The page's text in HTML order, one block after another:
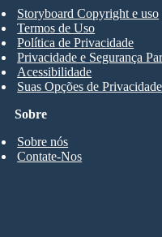
Sobre
Sobre nós
Contate-Nos
Storyboard Copyright e uso
Termos de Uso
Política de Privacidade
Privacidade e Segurança
Acessibilidade
Suas Opções de Privacidade